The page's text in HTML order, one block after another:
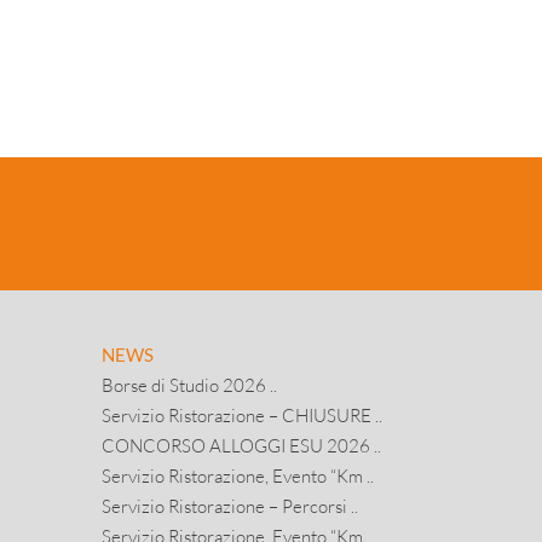
NEWS
Borse di Studio 2026 ..
Servizio Ristorazione – CHIUSURE ..
CONCORSO ALLOGGI ESU 2026 ..
Servizio Ristorazione, Evento “Km ..
Servizio Ristorazione – Percorsi ..
Servizio Ristorazione, Evento “Km ..